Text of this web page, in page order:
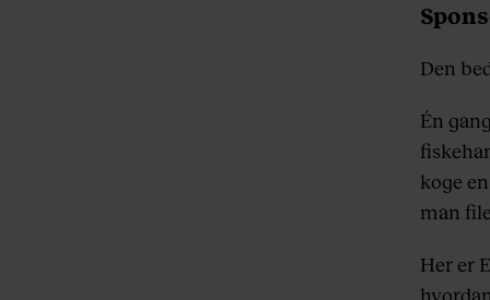
Den
Én
koge
man
Her er